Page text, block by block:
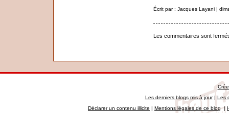
Écrit par : Jacques Layani |
Les commentaires sont
Les derniers blogs mis à jour|Les
Déclarer un contenu illicite | Mentions légales de ce blog|